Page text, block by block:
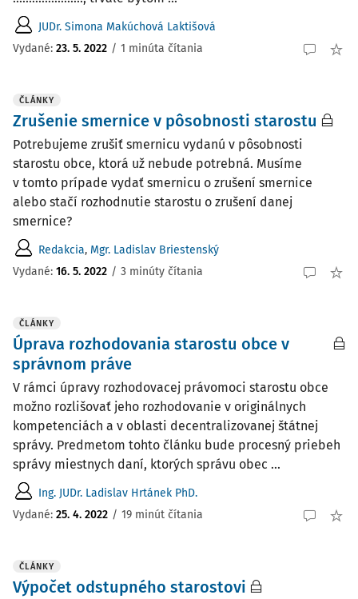
JUDr. Simona Makúchová Laktišová
Vydané: 23. 5. 2022 / 1 minúta čítania
ČLÁNKY
Zrušenie smernice v pôsobnosti starostu
Potrebujeme zrušiť smernicu vydanú v pôsobnosti
starostu obce, ktorá už nebude potrebná. Musíme
v tomto prípade vydať smernicu o zrušení smernice
alebo stačí rozhodnutie starostu o zrušení danej
smernice?
Redakcia, Mgr. Ladislav Briestenský
Vydané: 16. 5. 2022 / 3 minúty čítania
ČLÁNKY
Úprava rozhodovania starostu obce v
správnom práve
V rámci úpravy rozhodovacej právomoci starostu obce
možno rozlišovať jeho rozhodovanie v originálnych
kompetenciách a v oblasti decentralizovanej štátnej
správy. Predmetom tohto článku bude procesný priebeh
správy miestnych daní, ktorých správu obec ...
Ing. JUDr. Ladislav Hrtánek PhD.
Vydané: 25. 4. 2022 / 19 minút čítania
ČLÁNKY
Výpočet odstupného starostovi